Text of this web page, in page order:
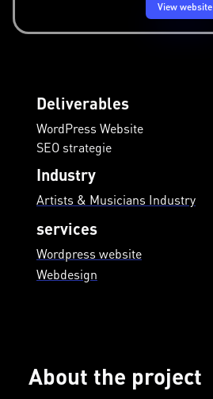
View website
Deliverables
WordPress Website
SEO strategie
Industry
Artists & Musicians Industry
services
Wordpress website
Webdesign
About the project